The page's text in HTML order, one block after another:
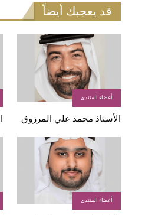
قد يعجبك أيضاً
أعضاء المنتدى
الأستاذ محمد علي المرزوق
أعضاء المنتدى